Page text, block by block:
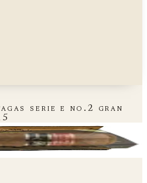
serie e no.2 gran
Serie E No.2 Gran Reserva